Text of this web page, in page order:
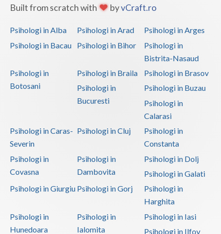
Built from scratch with byvCraft.ro
Psihologi in Alba Psihologi in Arad
Psihologi in Arges
Psihologi in Bacau
Psihologi in Bihor
Psihologi in
Bistrita-Nasaud
Psihologi in
Botosani
Psihologi in Braila
Psihologi in Brasov
Psihologi in
Bucuresti
Psihologi in Buzau
Psihologi in
Calarasi
Psihologi in Caras-
Severin
Psihologi in Cluj
Psihologi in
Constanta
Psihologi in
Covasna
Psihologi in
Dambovita
Psihologi in Dolj
Psihologi in Galati
Psihologi in Giurgiu Psihologi in Gorj
Psihologi in
Harghita
Psihologi in
Hunedoara
Psihologi in
Ialomita
Psihologi in Iasi
Psihologi in Ilfov